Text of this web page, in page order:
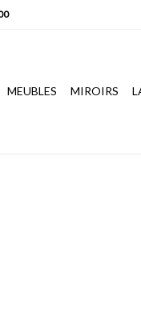
MEUBLES MIROIRS